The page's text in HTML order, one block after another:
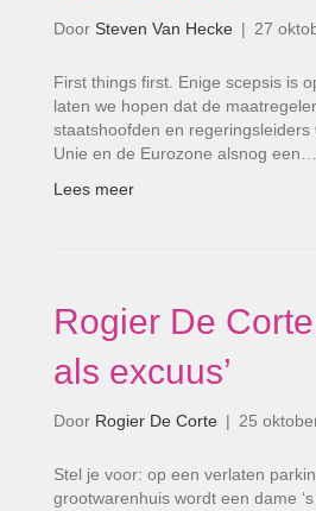
Door Steven Van Hecke | 27
First things first. Enige scepsis is
laten we hopen dat de
staatshoofden en regeringsleiders
Unie en de Eurozone alsnog een…
Lees meer
Rogier De
als excuus’
Door Rogier De Corte | 25
Stel je voor: op een verlaten
grootwarenhuis wordt een dame